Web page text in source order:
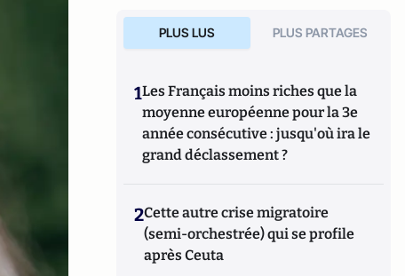
PLUS LUS PLUS PARTAGES
1Les Français moins riches que la
moyenne européenne pour la 3e
année consécutive : jusqu'où ira le
grand déclassement ?
2Cette autre crise migratoire
(semi-orchestrée) qui se profile
après Ceuta